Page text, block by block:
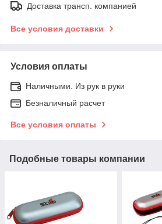
Доставка трансп. компанией
Все условия доставки
Условия оплаты
Наличными. Из рук в руки
Безналичный расчет
Все условия оплаты
Подобные товары компании